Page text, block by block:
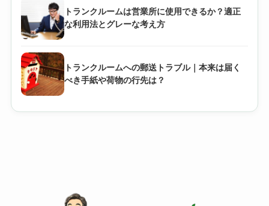
トランクルームは営業所に使用できるか？適正
な利用法とグレーな考え方
トランクルームへの郵送トラブル｜本来は届く
べき手紙や荷物の行先は？